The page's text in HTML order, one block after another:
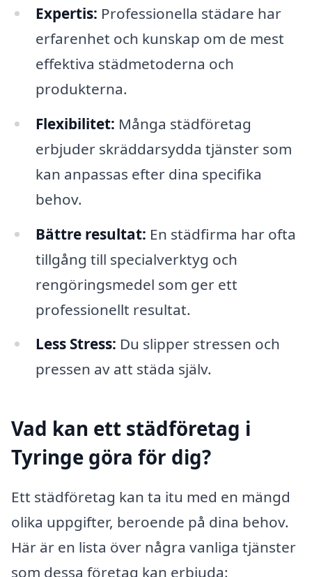
Expertis: Professionella städare har
erfarenhet och kunskap om de mest
effektiva städmetoderna och
produkterna.
Flexibilitet: Många städföretag
erbjuder skräddarsydda tjänster som
kan anpassas efter dina specifika
behov.
Bättre resultat: En städfirma har ofta
tillgång till specialverktyg och
rengöringsmedel som ger ett
professionellt resultat.
Less Stress: Du slipper stressen och
pressen av att städa själv.
Vad kan ett städföretag i
Tyringe göra för dig?
Ett städföretag kan ta itu med en mängd
olika uppgifter, beroende på dina behov.
Här är en lista över några vanliga tjänster
som dessa företag kan erbjuda: